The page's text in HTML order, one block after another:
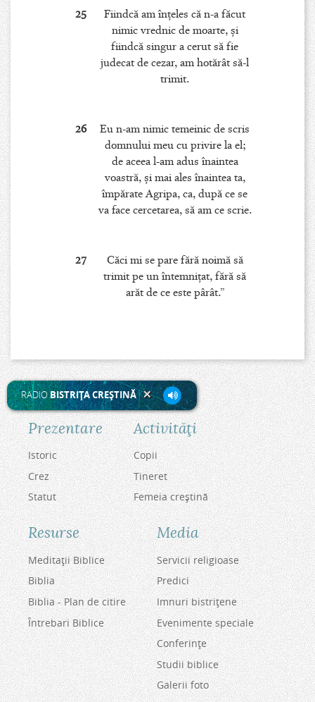
25
Fiindcă am înţeles că n-a făcut
nimic vrednic de moarte, şi
fiindcă singur a cerut să fie
judecat de cezar, am hotărât să-l
trimit.
26
Eu n-am nimic temeinic de scris
domnului meu cu privire la el;
de aceea l-am adus înaintea
voastră, şi mai ales înaintea ta,
împărate Agripa, ca, după ce se
va face cercetarea, să am ce scrie.
27
Căci mi se pare fără noimă să
trimit pe un întemniţat, fără să
arăt de ce este pârât.”
RADIOBISTRIŢA CREŞTINĂ
Prezentare
Istoric
Crez
Statut
Activităţi
Copii
Tineret
Femeia creştină
Resurse
Meditaţii Biblice
Biblia
Biblia - Plan de citire
Întrebari Biblice
Media
Servicii religioase
Predici
Imnuri bistriţene
Evenimente speciale
Conferinţe
Studii biblice
Galerii foto